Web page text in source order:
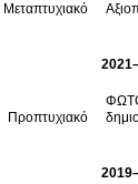
Μεταπτυχιακό
Προπτυχιακό